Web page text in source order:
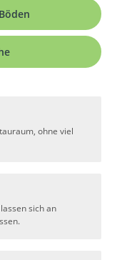
ohne viel
sich an